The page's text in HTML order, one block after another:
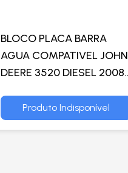
BLOCO PLACA BARRA
AGUA COMPATIVEL JOHN
DEERE 3520 DIESEL 2008
Produto Indisponível